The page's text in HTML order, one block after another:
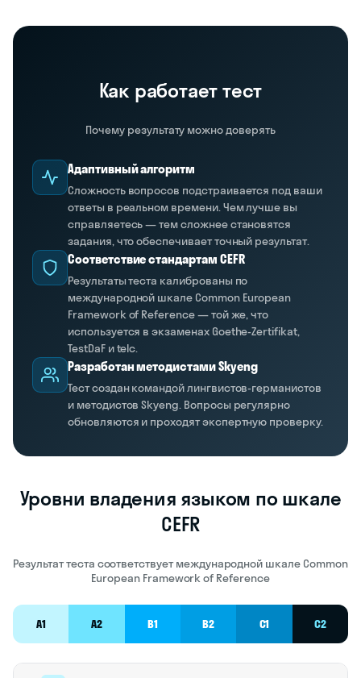
Как работает тест
Почему результату можно доверять
Адаптивный алгоритм
Сложность вопросов подстраивается под ваши
ответы в реальном времени. Чем лучше вы
справляетесь — тем сложнее становятся
задания, что обеспечивает точный результат.
Соответствие стандартам CEFR
Результаты теста калиброваны по
международной шкале Common European
Framework of Reference — той же, что
используется в экзаменах Goethe-Zertifikat,
TestDaF и telc.
Разработан методистами Skyeng
Тест создан командой лингвистов-германистов
и методистов Skyeng. Вопросы регулярно
обновляются и проходят экспертную проверку.
Уровни владения языком по шкале
CEFR
Результат теста соответствует международной шкале Common
European Framework of Reference
A1 A2 B1 B2 C1 C2